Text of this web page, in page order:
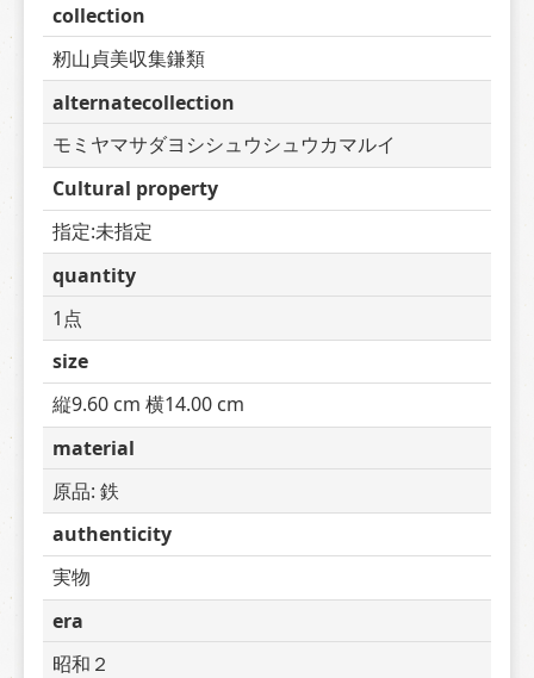
collection
籾山貞美収集鎌類
alternatecollection
モミヤマサダヨシシュウシュウカマルイ
Cultural property
指定:未指定
quantity
1点
size
縦9.60 cm 横14.00 cm
material
原品: 鉄
authenticity
実物
era
昭和２